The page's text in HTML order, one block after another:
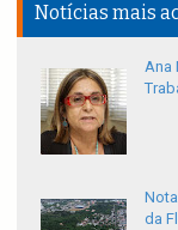
Notícias mais
Ana
da